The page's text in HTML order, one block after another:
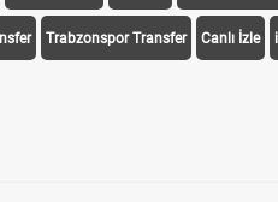
Trabzonspor Transfer Canlı İzle